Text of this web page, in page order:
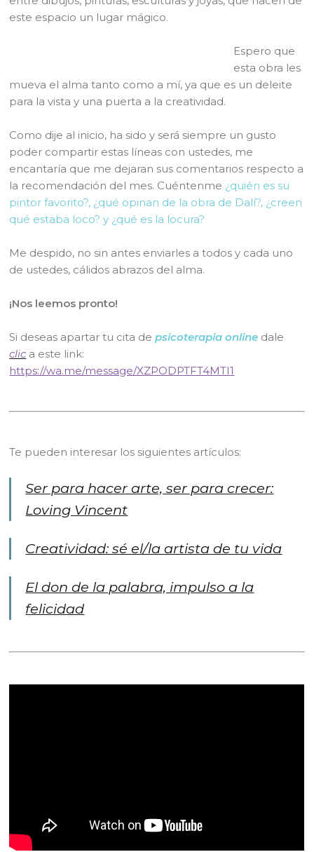
este espacio un lugar mágico.
Espero que
esta obra les
mueva el alma tanto como a mí, ya que es un deleite
para la vista y una puerta a la creatividad.
Como dije al inicio, ha sido y será siempre un gusto
poder compartir estas líneas con ustedes, me
encantaría que me dejaran sus comentarios respecto a
la recomendación del mes. Cuéntenme ¿quién es su
pintor favorito?, ¿qué opinan de la obra de Dalí?, ¿creen
qué estaba loco? y ¿qué es la locura?
Me despido, no sin antes enviarles a todos y cada uno
de ustedes, cálidos abrazos del alma.
¡Nos leemos pronto!
Si deseas apartar tu cita depsicoterapia online dale
clic a este link:
https://wa.me/message/XZPODPTFT4MTI1
Te pueden interesar los siguientes artículos:
Ser para hacer arte, ser para crecer:
Loving Vincent
Creatividad: sé el/la artista de tu vida
El don de la palabra, impulso a la
felicidad